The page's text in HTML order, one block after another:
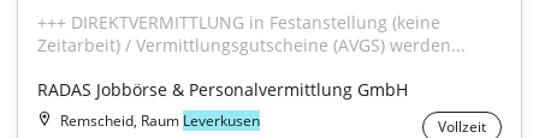
+++ DIREKTVERMITTLUNG in Festanstellung (keine
Zeitarbeit) / Vermittlungsgutscheine (AVGS) werden...
RADAS Jobbörse & Personalvermittlung GmbH
Remscheid, Raum Leverkusen Vollzeit